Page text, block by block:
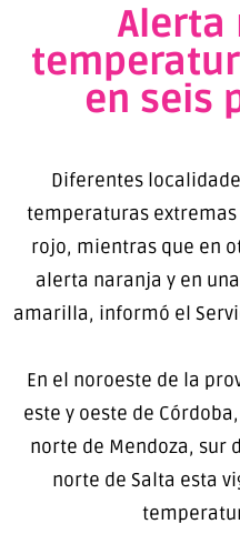
Alerta
en seis
Diferentes
temperaturas
rojo, mientras que en
alerta naranja y en
amarilla, informó el
En el noroeste de la
este y oeste de
norte de Mendoza, sur
norte de Salta esta